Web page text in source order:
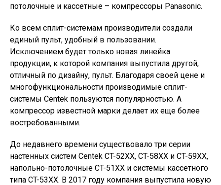
потолочные и кассетные – компрессоры Panasonic.
Ко всем сплит-системам производители создали
единый пульт, удобный в пользовании.
Исключением будет только новая линейка
продукции, к которой компания выпустила другой,
отличный по дизайну, пульт. Благодаря своей цене и
многофункциональности производимые сплит-
системы Centek пользуются популярностью. А
компрессор известной марки делает их еще более
востребованными.
До недавнего времени существовало три серии
настенных систем Centek CT-52XX, CT-58XX и CT-59XX,
напольно-потолочные CT-51XX и системы кассетного
типа CT-53XX. В 2017 году компания выпустила новую